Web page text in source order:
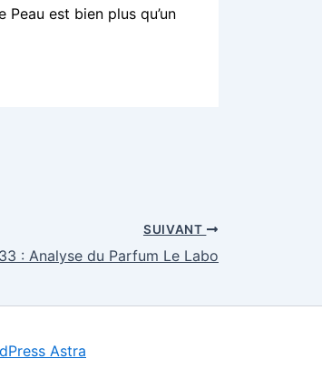
est bien plus qu’un
SUIVANT
: Analyse du Parfum Le Labo
Astra